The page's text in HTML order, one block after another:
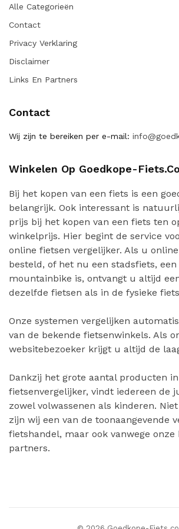
Alle Categorieën
Contact
Privacy Verklaring
Disclaimer
Links En Partners
Contact
Wij zijn te bereiken per e-mail:
Winkelen Op Goedkope-
Bij het kopen van een fiets is een
belangrijk. Ook interessant is
prijs bij het kopen van een fiets ten
winkelprijs. Hier begint de service
online fietsen vergelijker. Als u
besteld, of het nu een stadsfiets,
mountainbike is, ontvangt u altijd
dezelfde fietsen als in de fysieke
Onze systemen vergelijken
van de bekende fietsenwinkels. Als
websitebezoeker krijgt u altijd de
Dankzij het grote aantal producten
fietsenvergelijker, vindt iedereen de
zowel volwassenen als kinderen.
zijn wij een van de toonaangevende
fietshandel, maar ook vanwege
partners.